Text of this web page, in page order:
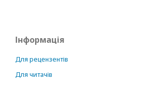
Інформація
Для рецензентів
Для читачів